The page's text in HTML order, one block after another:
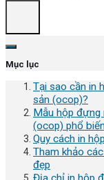
Mục lục
Tại sao cần in
sản (ocop)?
Mẫu hộp đựng
(ocop) phổ biến
Quy cách in hộp
Tham khảo
đẹp